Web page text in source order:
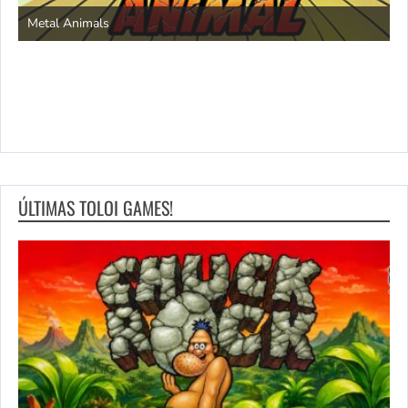
Metal Animals
ÚLTIMAS TOLOI GAMES!